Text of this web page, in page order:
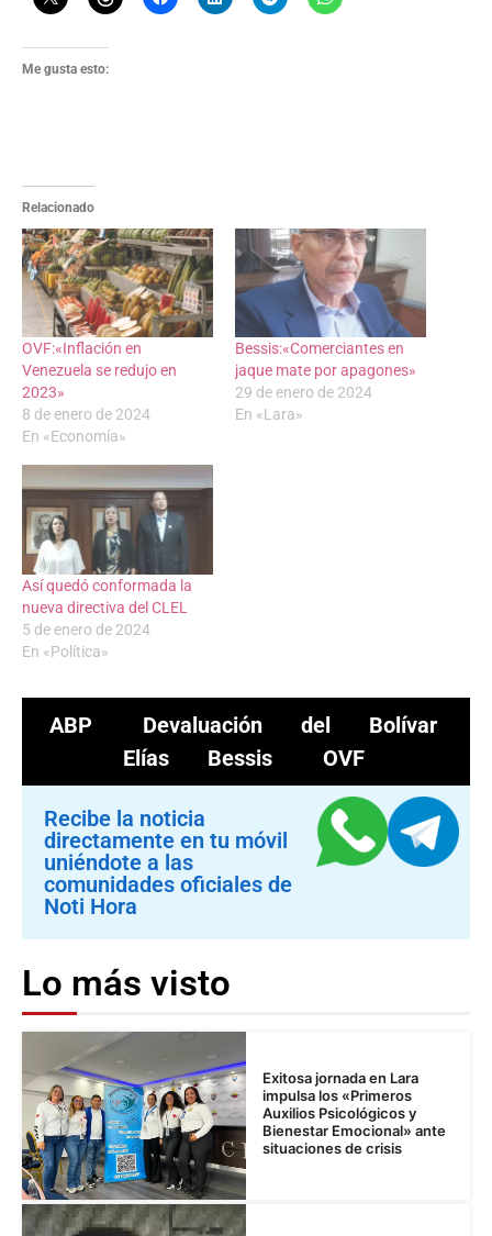
Me gusta esto:
Relacionado
OVF:«Inflación en
Venezuela se redujo en
2023»
8 de enero de 2024
En «Economía»
Bessis:«Comerciantes en
jaque mate por apagones»
29 de enero de 2024
En «Lara»
Así quedó conformada la
nueva directiva del CLEL
5 de enero de 2024
En «Política»
ABP
Devaluación del Bolívar
Elías Bessis
OVF
Recibe la noticia
directamente en tu móvil
uniéndote a las
comunidades oficiales de
Noti Hora
Lo más visto
Exitosa jornada en Lara
impulsa los «Primeros
Auxilios Psicológicos y
Bienestar Emocional» ante
situaciones de crisis